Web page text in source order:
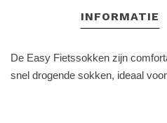
INFORMATIE
De Easy Fietssokken zijn
snel drogende sokken, ideaal